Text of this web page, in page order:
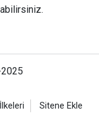
Sitene Ekle